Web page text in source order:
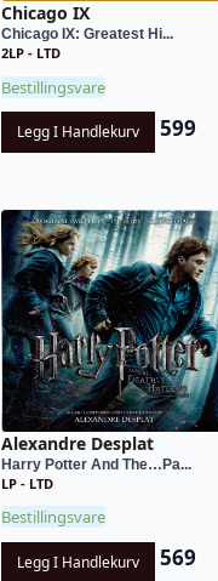
Chicago IX
Chicago IX: Greatest Hi...
2LP - LTD
Bestillingsvare
Legg I Handlekurv 599
Alexandre Desplat
Harry Potter And The…Pa...
LP - LTD
Bestillingsvare
Legg I Handlekurv 569